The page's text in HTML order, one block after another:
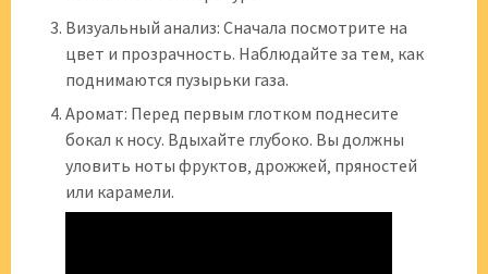
Визуальный анализ: Сначала посмотрите на
цвет и прозрачность. Наблюдайте за тем‚ как
поднимаются пузырьки газа.
Аромат: Перед первым глотком поднесите
бокал к носу. Вдыхайте глубоко. Вы должны
уловить ноты фруктов‚ дрожжей‚ пряностей
или карамели.